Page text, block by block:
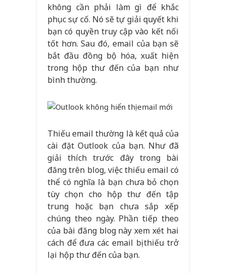
không cần phải làm gì để khắc
phục sự cố. Nó sẽ tự giải quyết khi
bạn có quyền truy cập vào kết nối
tốt hơn. Sau đó, email của bạn sẽ
bắt đầu đồng bộ hóa, xuất hiện
trong hộp thư đến của bạn như
bình thường.
Thiếu email thường là kết quả của
cài đặt Outlook của bạn. Như đã
giải thích trước đây trong bài
đăng trên blog, việc thiếu email có
thể có nghĩa là bạn chưa bỏ chọn
tùy chọn cho hộp thư đến tập
trung hoặc bạn chưa sắp xếp
chúng theo ngày. Phần tiếp theo
của bài đăng blog này xem xét hai
cách để đưa các email bị thiếu trở
lại hộp thư đến của bạn.